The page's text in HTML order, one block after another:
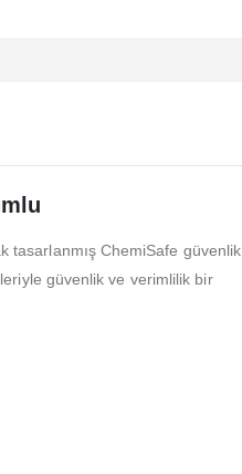
tasarlanmış ChemiSafe güvenlik
güvenlik ve verimlilik bir